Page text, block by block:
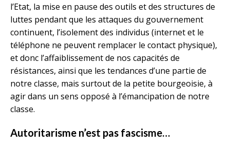
l’Etat, la mise en pause des outils et des structures de
luttes pendant que les attaques du gouvernement
continuent, l’isolement des individus (internet et le
téléphone ne peuvent remplacer le contact physique),
et donc l’affaiblissement de nos capacités de
résistances, ainsi que les tendances d’une partie de
notre classe, mais surtout de la petite bourgeoisie, à
agir dans un sens opposé à l’émancipation de notre
classe.
Autoritarisme n’est pas fascisme…